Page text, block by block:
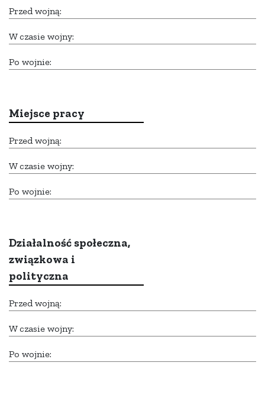
Przed wojną:
W czasie wojny:
Po wojnie:
Miejsce pracy
Przed wojną:
W czasie wojny:
Po wojnie:
Działalność społeczna,
związkowa i
polityczna
Przed wojną:
W czasie wojny:
Po wojnie: